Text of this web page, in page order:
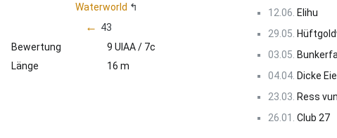
Waterworld
← 43
Bewertung
9 UIAA / 7c
Länge
16 m
12.06. Elihu
29.05.
03.05.
04.04. Dicke
23.03. Ress
26.01. Club 27